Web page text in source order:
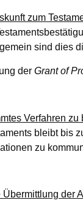
zum
sind dies
der Grant of
Verfahren
bleibt bis
zu
der